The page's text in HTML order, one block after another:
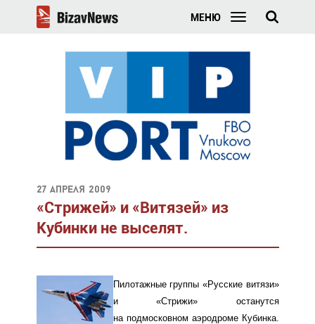
МЕНЮ
27 апреля 2009
«Стрижей» и «Витязей» из
Кубинки не выселят.
Пилотажные группы «Русские витязи»
и «Стрижи» останутся
на подмосковном аэродроме Кубинка.